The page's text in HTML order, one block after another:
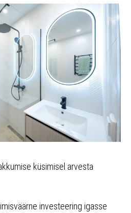
küsimisel arvesta
investeering igasse